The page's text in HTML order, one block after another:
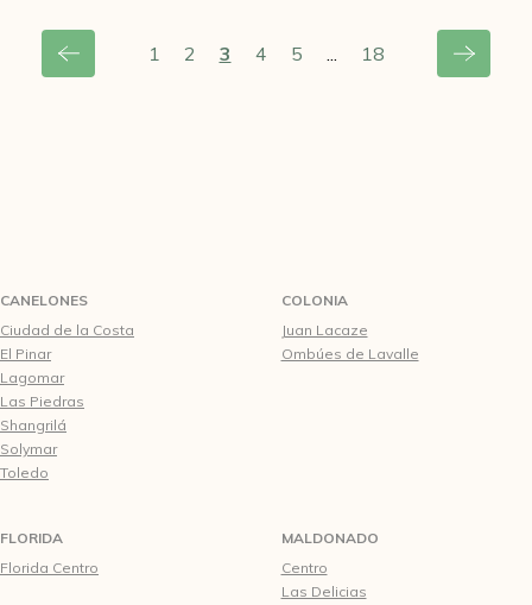
1 2 3 4 5 ... 18
CANELONES
Ciudad de la Costa
El Pinar
Lagomar
Las Piedras
Shangrilá
Solymar
Toledo
COLONIA
Juan Lacaze
Ombúes de Lavalle
FLORIDA
Florida Centro
MALDONADO
Centro
Las Delicias